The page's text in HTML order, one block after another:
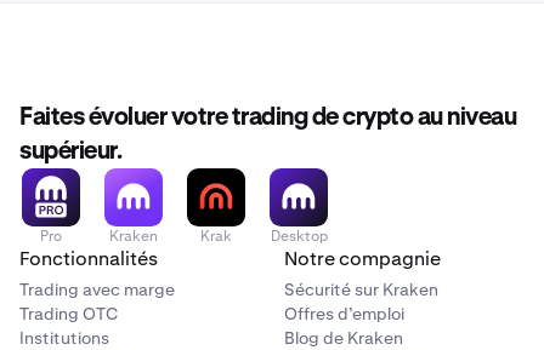
Faites évoluer votre trading de crypto au niveau
supérieur.
Pro Kraken Krak Desktop
Fonctionnalités
Trading avec marge
Trading OTC
Institutions
Notre compagnie
Sécurité sur Kraken
Offres d’emploi
Blog de Kraken